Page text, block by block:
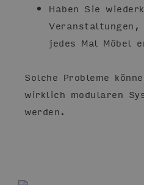
Haben Sie
jedes Mal Möbel
Solche Probleme
wirklich modularen
werden.